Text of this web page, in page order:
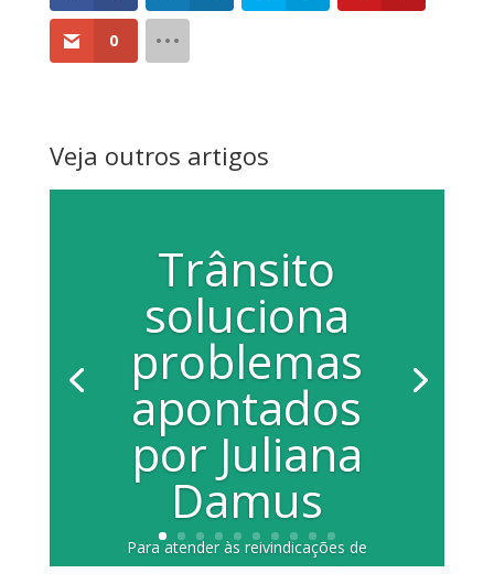
0
Veja outros artigos
Trânsito
soluciona
problemas
apontados
por Juliana
Damus
Para atender às reivindicações de
moradores, comerciantes e pedestres